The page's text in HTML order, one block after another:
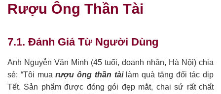
Rượu Ông Thần Tài
7.1. Đánh Giá Từ Người Dùng
Anh Nguyễn Văn Minh (45 tuổi, doanh nhân, Hà Nội) chia
sẻ: “Tôi muarượu ông thần tàilàm quà tặng đối tác dịp
Tết. Sản phẩm được đóng gói đẹp mắt, chai sứ rất chất